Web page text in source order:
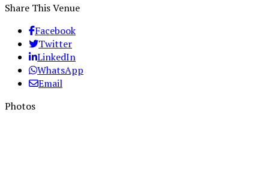
Share This Venue
Facebook
Twitter
LinkedIn
WhatsApp
Email
Photos